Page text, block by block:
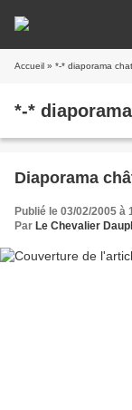
Accueil » *-* diaporama
*-*
Diaporama
Publié le 03/02/2005 à
Par Le Chevalier